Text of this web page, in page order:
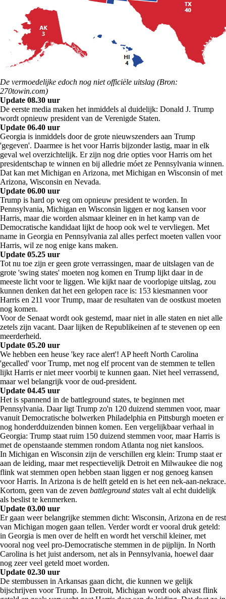
De vermoedelijke edoch nog niet officiële uitslag (Bron:
270towin.com)
Update 08.30 uur
De eerste media maken het inmiddels al duidelijk: Donald J. Trump
wordt opnieuw president van de Verenigde Staten.
Update 06.40 uur
Georgia is inmiddels door de grote nieuwszenders aan Trump
'gegeven'. Daarmee is het voor Harris bijzonder lastig, maar in elk
geval wel overzichtelijk. Er zijn nog drie opties voor Harris om het
presidentschap te winnen en bij alledrie móet ze Pennsylvania winnen.
Dat kan met Michigan en Arizona, met Michigan en Wisconsin of met
Arizona, Wisconsin en Nevada.
Update 06.00 uur
Trump is hard op weg om opnieuw president te worden. In
Pennsylvania, Michigan en Wisconsin liggen er nog kansen voor
Harris, maar die worden alsmaar kleiner en in het kamp van de
Democratische kandidaat lijkt de hoop ook wel te vervliegen. Met
name in Georgia en Pennsylvania zal alles perfect moeten vallen voor
Harris, wil ze nog enige kans maken.
Update 05.25 uur
Tot nu toe zijn er geen grote verrassingen, maar de uitslagen van de
grote 'swing states' moeten nog komen en Trump lijkt daar in de
meeste licht voor te liggen. Wie kijkt naar de voorlopige uitslag, zou
kunnen denken dat het een gelopen race is: 153 kiesmannen voor
Harris en 211 voor Trump, maar de resultaten van de oostkust moeten
nog komen.
Voor de Senaat wordt ook gestemd, maar niet in alle staten en niet alle
zetels zijn vacant. Daar lijken de Republikeinen af te stevenen op een
meerderheid.
Update 05.20 uur
We hebben een heuse 'key race alert'! AP heeft North Carolina
'gecalled' voor Trump, met nog elf procent van de stemmen te tellen
lijkt Harris er niet meer voorbij te kunnen gaan. Niet heel verrassend,
maar wel belangrijk voor de oud-president.
Update 04.45 uur
Het is spannend in de battleground states, te beginnen met
Pennsylvania. Daar ligt Trump zo'n 120 duizend stemmen voor, maar
vanuit Democratische bolwerken Philadelphia en Pittsburgh moeten er
nog honderdduizenden binnen komen. Een vergelijkbaar verhaal in
Georgia: Trump staat ruim 150 duizend stemmen voor, maar Harris is
met de openstaande stemmen rondom Atlanta nog niet kansloos.
In Michigan en Wisconsin zijn de verschillen erg klein: Trump staat er
aan de leiding, maar met respectievelijk Detroit en Milwaukee die nog
flink wat stemmen open hebben staan liggen er nog genoeg kansen
voor Harris. In Arizona is de helft geteld en is het een nek-aan-nekrace.
Kortom, geen van de zeven battleground states valt al echt duidelijk
als beslist te kenmerken.
Update 03.00 uur
Er gaan weer belangrijke stemmen dicht: Wisconsin, Arizona en de rest
van Michigan mogen gaan tellen. Verder wordt er vooral druk geteld:
in Georgia is men over de helft en wordt het verschil kleiner, met
vooral nog veel pro-Democratische stemmen in de pijplijn. In North
Carolina is het juist andersom, net als in Pennsylvania, hoewel daar
nog zeer veel geteld moet worden.
Update 02.30 uur
De stembussen in Arkansas gaan dicht, die kunnen we gelijk
bijschrijven voor Trump. In Detroit, Michigan wordt ook alvast flink